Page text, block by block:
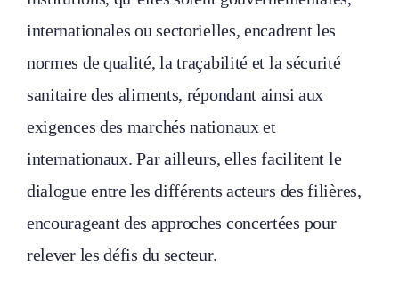
internationales ou sectorielles, encadrent les
normes de qualité, la traçabilité et la sécurité
sanitaire des aliments, répondant ainsi aux
exigences des marchés nationaux et
internationaux. Par ailleurs, elles facilitent le
dialogue entre les différents acteurs des filières,
encourageant des approches concertées pour
relever les défis du secteur.